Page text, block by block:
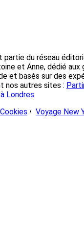
partie du réseau
et Anne, dédié aux
et basés sur des
nos autres sites :
Londres
• Voyage New